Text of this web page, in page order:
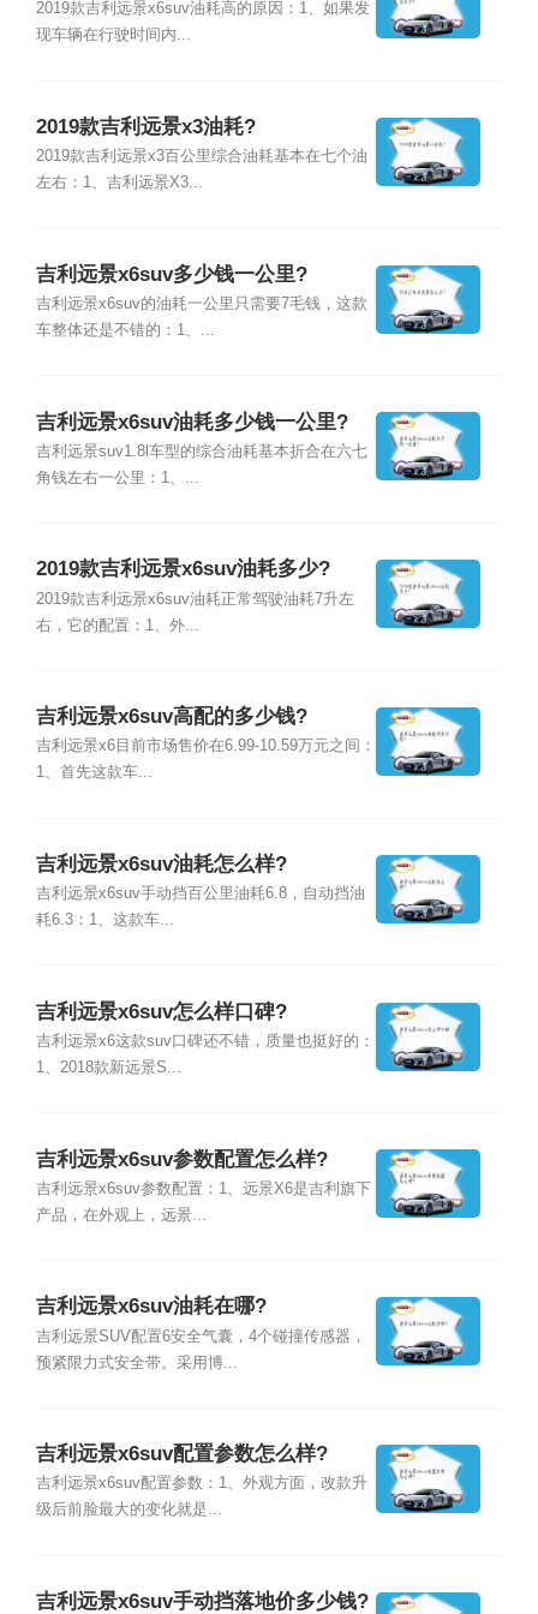
2019款吉利远景x6suv油耗高的原因：1、如果发
现车辆在行驶时间内...
2019款吉利远景x3油耗?
2019款吉利远景x3百公里综合油耗基本在七个油
左右：1、吉利远景X3...
吉利远景x6suv多少钱一公里?
吉利远景x6suv的油耗一公里只需要7毛钱，这款
车整体还是不错的：1、...
吉利远景x6suv油耗多少钱一公里?
吉利远景suv1.8l车型的综合油耗基本折合在六七
角钱左右一公里：1、...
2019款吉利远景x6suv油耗多少?
2019款吉利远景x6suv油耗正常驾驶油耗7升左
右，它的配置：1、外...
吉利远景x6suv高配的多少钱?
吉利远景x6目前市场售价在6.99-10.59万元之间：
1、首先这款车...
吉利远景x6suv油耗怎么样?
吉利远景x6suv手动挡百公里油耗6.8，自动挡油
耗6.3：1、这款车...
吉利远景x6suv怎么样口碑?
吉利远景x6这款suv口碑还不错，质量也挺好的：
1、2018款新远景S...
吉利远景x6suv参数配置怎么样?
吉利远景x6suv参数配置：1、远景X6是吉利旗下
产品，在外观上，远景...
吉利远景x6suv油耗在哪?
吉利远景SUV配置6安全气囊，4个碰撞传感器，
预紧限力式安全带。采用博...
吉利远景x6suv配置参数怎么样?
吉利远景x6suv配置参数：1、外观方面，改款升
级后前脸最大的变化就是...
吉利远景x6suv手动挡落地价多少钱?